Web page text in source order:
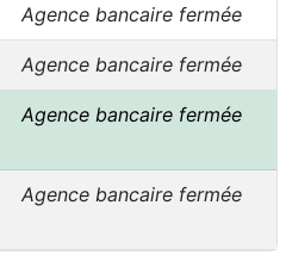
Agence bancaire fermée
Agence bancaire fermée
Agence bancaire fermée
Agence bancaire fermée